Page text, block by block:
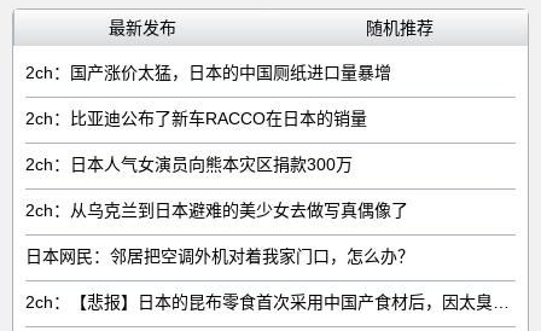
最新发布 随机推荐
2ch：国产涨价太猛，日本的中国厕纸进口量暴增
2ch：比亚迪公布了新车RACCO在日本的销量
2ch：日本人气女演员向熊本灾区捐款300万
2ch：从乌克兰到日本避难的美少女去做写真偶像了
日本网民：邻居把空调外机对着我家门口，怎么办？